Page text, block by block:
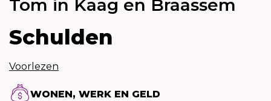
Schulden
Tom in Kaag en Braassem
Voorlezen
WONEN, WERK EN GELD